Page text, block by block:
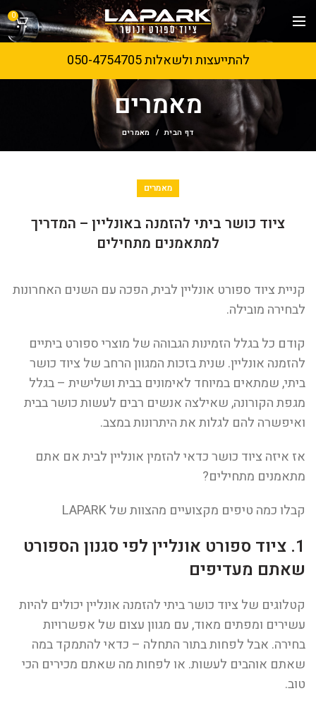
0
להתייעצות ולשאלות 050-4754705
מאמרים
דף הבית מאמרים
מאמרים
ציוד כושר ביתי להזמנה באונליין – המדריך
למתאמנים מתחילים
קניית ציוד ספורט אונליין לבית, הפכה עם השנים האחרונות
לבחירה מובילה.
קודם כל בגלל הזמינות הגבוהה של מוצרי ספורט ביתיים
להזמנה אונליין. שנית בזכות המגוון הרחב של ציוד כושר
ביתי, שמתאים במיוחד לאימונים בבית ושלישית – בגלל
מגפת הקורונה, שאילצה אנשים רבים לעשות כושר בבית
ואיפשרה להם לגלות את היתרונות במצב.
אז איזה ציוד כושר כדאי להזמין אונליין לבית אם אתם
מתאמנים מתחילים?
קבלו כמה טיפים מקצועיים מהצוות של LAPARK
1. ציוד ספורט אונליין לפי סגנון הספורט
שאתם מעדיפים
קטלוגים של ציוד כושר ביתי להזמנה אונליין יכולים להיות
עשירים ומפתים מאוד, עם מגוון עצום של אפשרויות
בחירה. אבל לפחות בתור התחלה – כדאי להתמקד במה
שאתם אוהבים לעשות. או לפחות מה שאתם מכירים הכי
טוב.